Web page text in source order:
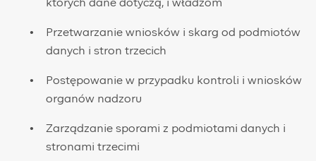
których dane dotyczą, i władzom
Przetwarzanie wniosków i skarg od podmiotów
danych i stron trzecich
Postępowanie w przypadku kontroli i wniosków
organów nadzoru
Zarządzanie sporami z podmiotami danych i
stronami trzecimi